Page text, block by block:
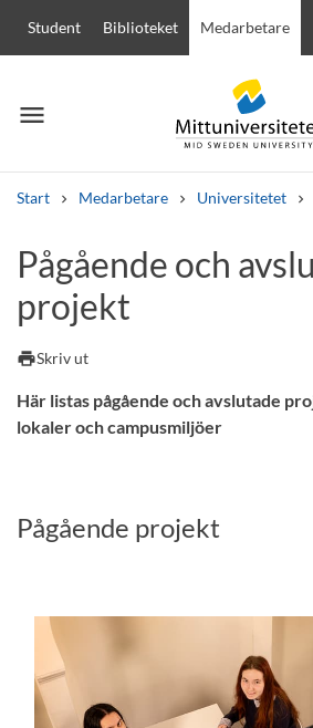
Student Biblioteket Medarbetare
menu
Meny
Start Medarbetare Universitetet
Andra söktjänster
Kurser och program
Lediga jobb
Pågående och
projekt
printSkriv ut
Här listas pågående och avslutade
lokaler och campusmiljöer
Pågående projekt